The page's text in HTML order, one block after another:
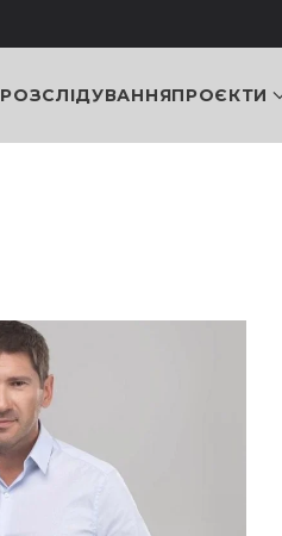
РОЗСЛІДУВАННЯПРОЄКТИ